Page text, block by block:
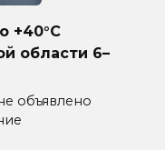
+40°C
области 6–
объявлено